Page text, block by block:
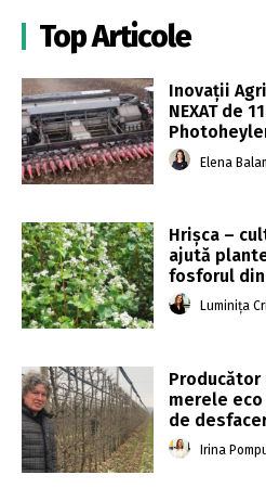
Top Articole
Inovații
NEXAT de
Elena
Hrișca –
ajută
fosforul
Luminița
Producător
merele
de
Irina